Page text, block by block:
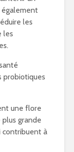
les
les
probiotiques
une flore
grande
contribuent à